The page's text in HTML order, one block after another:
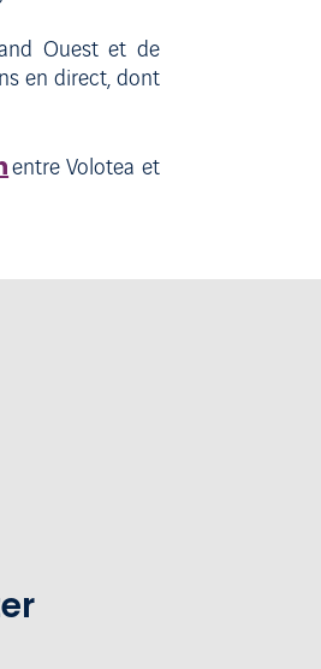
Ouest et de
en direct, dont
entre Volotea et